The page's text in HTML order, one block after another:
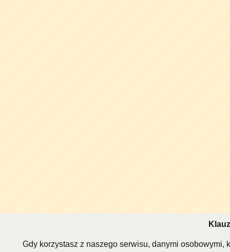
Gdy korzystasz z naszego serwisu, danymi osobowymi,